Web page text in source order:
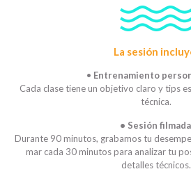
La sesión
• Entrenamiento
Cada clase tiene un objetivo claro y tips
técnica.
• Sesión
Durante 90 minutos, grabamos tu
mar cada 30 minutos para analizar tu
detalles técnicos.